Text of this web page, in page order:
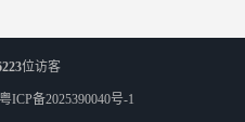
位访客
粤ICP备2025390040号-1